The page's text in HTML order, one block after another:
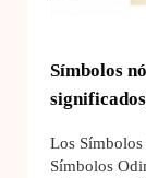
Símbolos
Los
Símbolos